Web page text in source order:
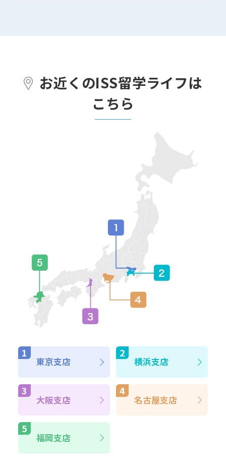
お近くのISS留学ライフは
こちら
東京支店 横浜支店
大阪支店 名古屋支店
福岡支店